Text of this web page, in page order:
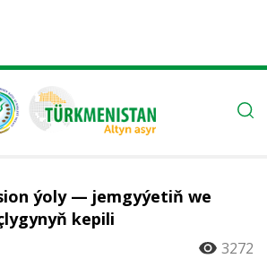
ýoly — jemgyýetiň we
kepili
3272